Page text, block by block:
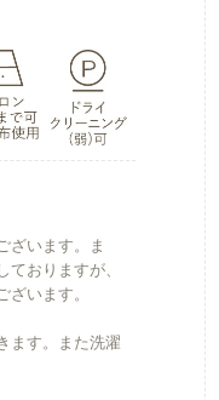
ざいます。ま
おりますが、
います。
ます。また洗濯